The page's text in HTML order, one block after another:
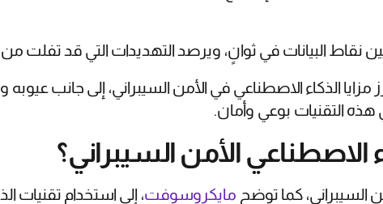
نقاط البيانات في ثوانٍ، ويرصد التهديدات التي قد تفلت من
الذكاء الاصطناعي في الأمن السيبراني، إلى جانب عيوبه
التقنيات بوعي وأمان.
الاصطناعي الأمن السيبراني؟
السيبراني، كما توضح مايكروسوفت، إلى استخدام تقنيات